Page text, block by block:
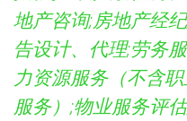
地产咨询;房地产经
告设计、代理;劳务
力资源服务（不含
服务）;物业服务评